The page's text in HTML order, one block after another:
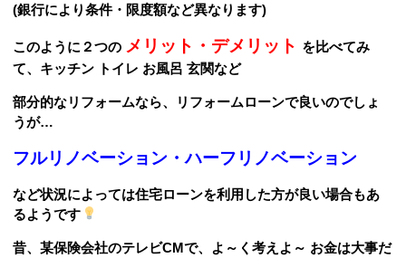
(銀行により条件・限度額など異なります)
このように２つの メリット・デメリット を比べてみ
て、キッチン トイレ お風呂 玄関など
部分的なリフォームなら、リフォームローンで良いのでしょ
うが…
フルリノベーション ・ハーフリノベーション
など状況によっては住宅ローンを利用した方が良い場合もあ
るようです
昔、某保険会社のテレビCMで、 よ～く考えよ～ お金は大事だ